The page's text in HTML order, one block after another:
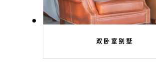
双卧室别墅